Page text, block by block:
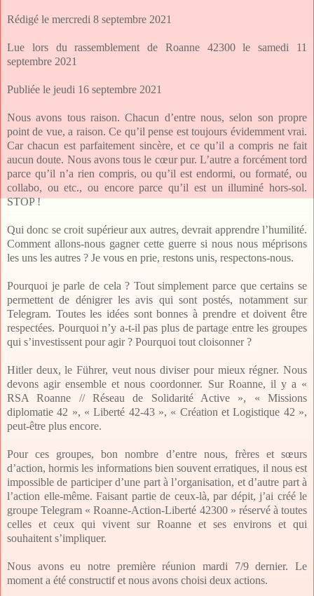
Rédigé le mercredi 8 septembre 2021
Lue lors du rassemblement de Roanne 42300 le samedi 11
septembre 2021
Publiée le jeudi 16 septembre 2021
Nous avons tous raison. Chacun d’entre nous, selon son propre
point de vue, a raison. Ce qu’il pense est toujours évidemment vrai.
Car chacun est parfaitement sincère, et ce qu’il a compris ne fait
aucun doute. Nous avons tous le cœur pur. L’autre a forcément tord
parce qu’il n’a rien compris, ou qu’il est endormi, ou formaté, ou
collabo, ou etc., ou encore parce qu’il est un illuminé hors-sol.
STOP !
Qui donc se croit supérieur aux autres, devrait apprendre l’humilité.
Comment allons-nous gagner cette guerre si nous nous méprisons
les uns les autres ? Je vous en prie, restons unis, respectons-nous.
Pourquoi je parle de cela ? Tout simplement parce que certains se
permettent de dénigrer les avis qui sont postés, notamment sur
Telegram. Toutes les idées sont bonnes à prendre et doivent être
respectées. Pourquoi n’y a-t-il pas plus de partage entre les groupes
qui s’investissent pour agir ? Pourquoi tout cloisonner ?
Hitler deux, le Führer, veut nous diviser pour mieux régner. Nous
devons agir ensemble et nous coordonner. Sur Roanne, il y a «
RSA Roanne // Réseau de Solidarité Active », « Missions
diplomatie 42 », « Liberté 42-43 », « Création et Logistique 42 »,
peut-être plus encore.
Pour ces groupes, bon nombre d’entre nous, frères et sœurs
d’action, hormis les informations bien souvent erratiques, il nous est
impossible de participer d’une part à l’organisation, et d’autre part à
l’action elle-même. Faisant partie de ceux-là, par dépit, j’ai créé le
groupe Telegram « Roanne-Action-Liberté 42300 » réservé à toutes
celles et ceux qui vivent sur Roanne et ses environs et qui
souhaitent s’impliquer.
Nous avons eu notre première réunion mardi 7/9 dernier. Le
moment a été constructif et nous avons choisi deux actions.